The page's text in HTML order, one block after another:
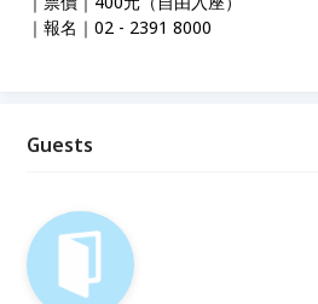
｜報名｜02 - 2391 8000
Guests